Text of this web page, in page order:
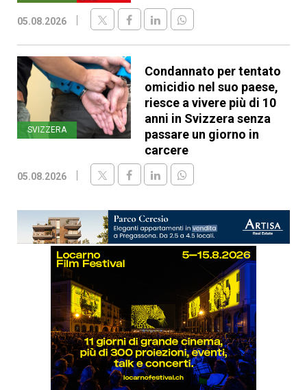
05.08.2026
SVIZZERA
Condannato per tentato
omicidio nel suo paese,
riesce a vivere più di 10
anni in Svizzera senza
passare un giorno in
carcere
05.08.2026